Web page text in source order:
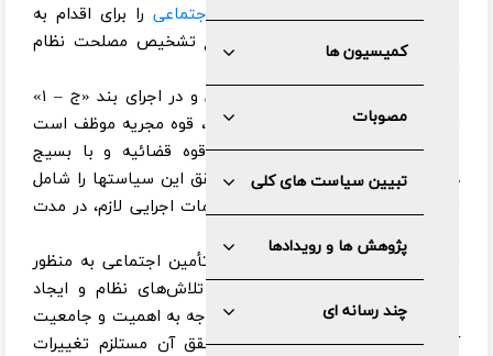
کمیسیون ها
مصوبات
تبیین سیاست های کلی
پژوهش ها و رویدادها
چند رسانه ای
سیاست‌های کلی و مصوّب تأمین اجتماعی را برای اقدام به
رؤسای قوای سه‌گانه و رئیس مجمع تشخیص مصلحت نظام
بر اساس دستور رهبر انقلاب اسلامی و در اجرای بند «ج – ۱»
الزامات تحقق سیاست‌های کلی نظام، قوه مجریه موظف است
با کمک مجلس شورای اسلامی و قوه قضائیه و با بسیج
دستگاههای مسئول، برنامه جامع تحقق این سیاستها را شامل
تقدیم لوایح، تصویب مقررات و اقدامات اجرایی لازم، در مدت
شش ماه ارائه کند.
لازم به ذکر است سیاست‌های کلی تأمین اجتماعی به منظور
جامعیت دادن و انسجام‌بخشی به تلاش‌های نظام و ایجاد
جهش در این زمینه ابلاغ شده و با توجه به اهمیت و جامعیت
آن به‌عنوان یک سند بالادستی، تحقق آن مستلزم تغییرات